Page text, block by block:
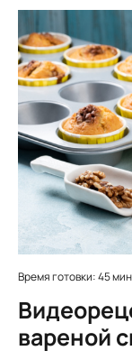
Время готовки: 45
вареной